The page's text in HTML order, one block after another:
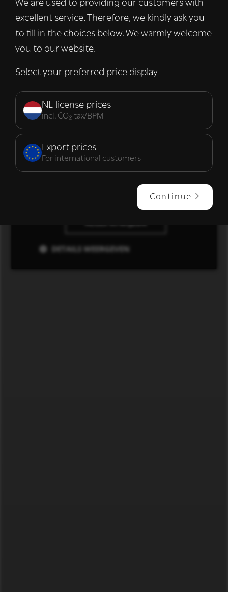
We are used to providing our customers with
excellent service. Therefore, we kindly ask you
to fill in the choices below. We warmly welcome
you to our website.
Select your preferred price display
NL-license prices
incl. CO₂ tax/BPM
Export prices
For international customers
Continue
informatie over uw gebruik van onze site
met onze advertentie- en analysepartners,
die deze kunnen combineren met andere
informatie die u aan hen heeft verstrekt of
van hun diensten. Lees verder
Strikt
noodzakelijk
Prestatie Targeting
ALLES ACCEPTEREN
DETAILS WEERGEVEN